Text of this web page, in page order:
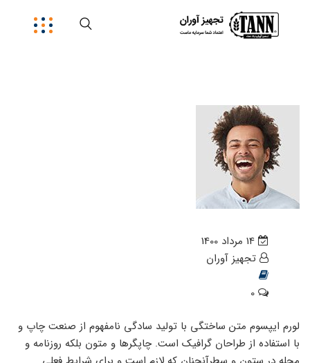
تجهیز آوران
لورم ایپسوم متن ساختگی با تولید سادگی نامفهوم از صنعت چاپ و
با استفاده از طراحان گرافیک است. چاپگرها و متون بلکه روزنامه و